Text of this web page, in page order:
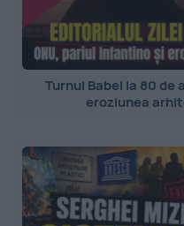
Turnul Babel la 80 de
eroziunea